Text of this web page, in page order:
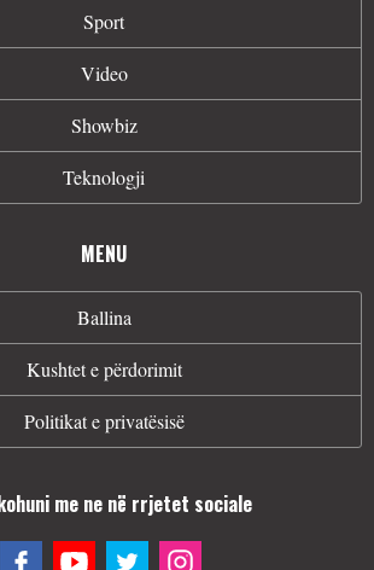
Sport
Video
Showbiz
Teknologji
MENU
Ballina
Kushtet e përdorimit
Politikat e privatësisë
me ne në rrjetet sociale